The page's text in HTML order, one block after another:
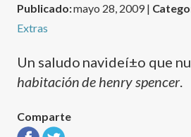
Publicado:mayo 28, 2009 |
Extras
Un saludo navideí±o que
habitación de henry spencer.
Comparte